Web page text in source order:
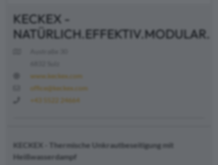
KECKEX -
NATÜRLICH.EFFEKTIV.MODULAR.
www.keckex.com
office@keckex.com
+43 5522 24664
KECKEX - Thermische Unkrautbeseitigung mit
Heißwasserdampf